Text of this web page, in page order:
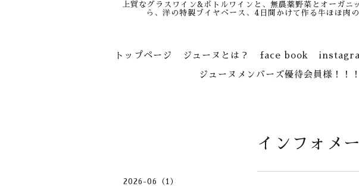
上質なグラスワイン&ボトルワインと、無農薬野菜とオーガ
ら、洋の特製ブイヤベース、4日間かけて作る牛ほほ肉
トップページ ジューヌとは？ face book
ジューヌメンバーズ優待会員様！！！
インフォメ
2026-06（1）